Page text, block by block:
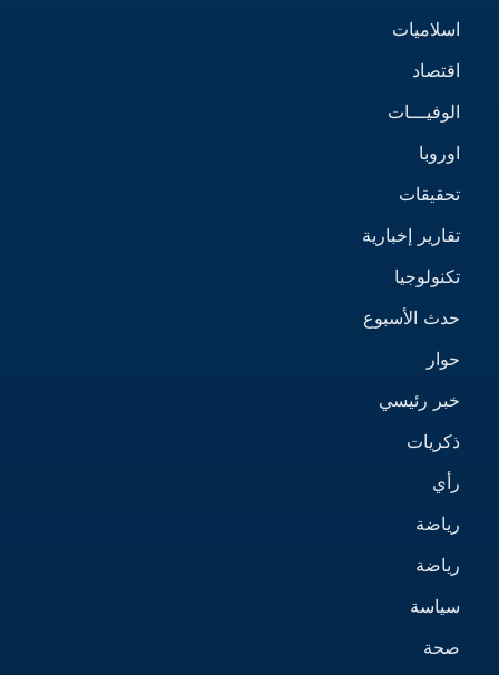
اسلاميات
اقتصاد
الوفيـــات
اوروبا
تحقيقات
تقارير إخبارية
تكنولوجيا
حدث الأسبوع
حوار
خبر رئيسي
ذكريات
رأي
رياضة
رياضة
سياسة
صحة